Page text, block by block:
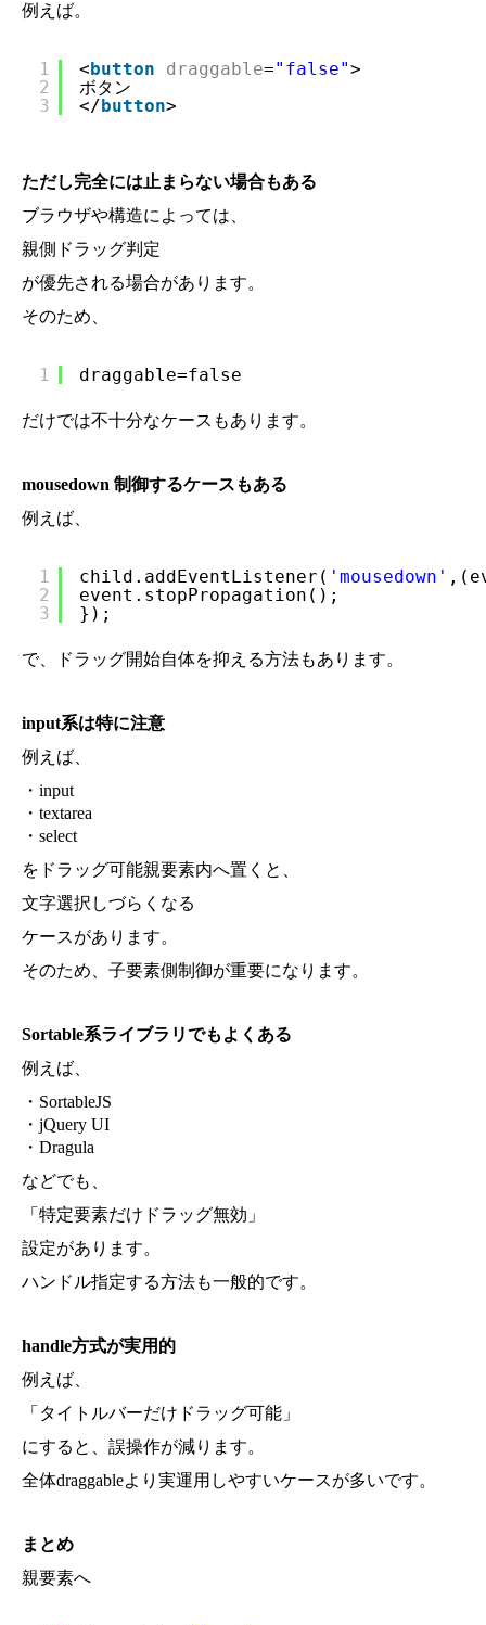
例えば。
1
2
3
<button draggable="false">
ボタン
</button>
ただし完全には止まらない場合もある
ブラウザや構造によっては、
親側ドラッグ判定
が優先される場合があります。
そのため、
1 draggable=false
だけでは不十分なケースもあります。
mousedown 制御するケースもある
例えば、
1
2
3
child.addEventListener( 'mousedown'
event.stopPropagation();
});
で、ドラッグ開始自体を抑える方法もあります。
input系は特に注意
例えば、
・input
・textarea
・select
をドラッグ可能親要素内へ置くと、
文字選択しづらくなる
ケースがあります。
そのため、子要素側制御が重要になります。
Sortable系ライブラリでもよくある
例えば、
・SortableJS
・jQuery UI
・Dragula
などでも、
「特定要素だけドラッグ無効」
設定があります。
ハンドル指定する方法も一般的です。
handle方式が実用的
例えば、
「タイトルバーだけドラッグ可能」
にすると、誤操作が減ります。
全体draggableより実運用しやすいケースが多いです。
まとめ
親要素へ